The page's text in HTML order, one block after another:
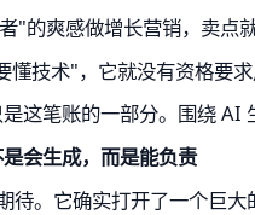
"的爽感做增长营销，卖
懂技术"，它就没有资格要
这笔账的一部分。围绕
会生成，而是能负责
待。它确实打开了一个巨